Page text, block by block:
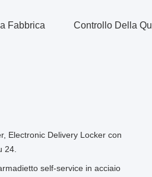
Fabbrica Controllo Della
Electronic Delivery Locker con
24.
self-service in acciaio